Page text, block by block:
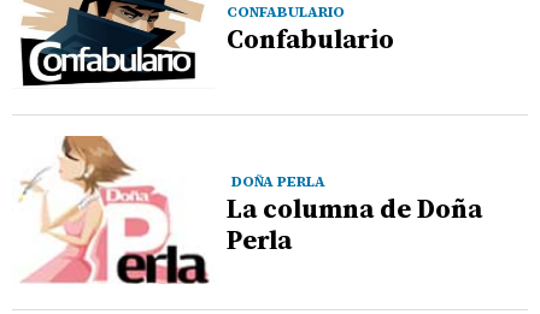
CONFABULARIO
Confabulario
DOÑA PERLA
La columna de Doña
Perla